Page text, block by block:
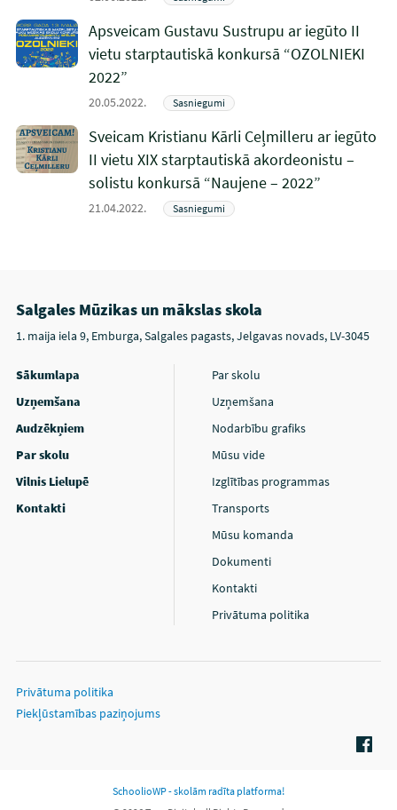
Apsveicam Gustavu Sustrupu ar iegūto II
vietu starptautiskā konkursā “OZOLNIEKI
2022”
20.05.2022. Sasniegumi
Sveicam Kristianu Kārli Ceļmilleru ar iegūto
II vietu XIX starptautiskā akordeonistu –
solistu konkursā “Naujene – 2022”
21.04.2022. Sasniegumi
Salgales Mūzikas un mākslas skola
1. maija iela 9, Emburga, Salgales pagasts, Jelgavas novads, LV-3045
Sākumlapa
Uzņemšana
Audzēkņiem
Par skolu
Vilnis Lielupē
Kontakti
Par skolu
Uzņemšana
Nodarbību grafiks
Mūsu vide
Izglītības programmas
Transports
Mūsu komanda
Dokumenti
Kontakti
Privātuma politika
Privātuma politika
Piekļūstamības paziņojums
SchoolioWP - skolām radīta platforma!